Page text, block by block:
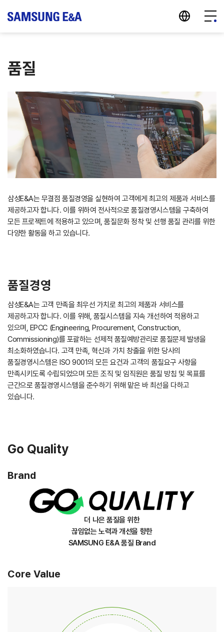
메뉴
지법인 바로가기
품질
삼성E&A는 무결점 품질경영을 실현하여 고객에게 최고의 제품과 서비스를
제공하고자 합니다. 이를 위하여 전사적으로 품질경영시스템을 구축하여
모든 프로젝트에 적용하고 있으며, 품질문화 정착 및 선행 품질 관리를 위한
다양한 활동을 하고 있습니다.
품질경영
삼성E&A는 고객 만족을 최우선 가치로 최고의 제품과 서비스를
제공하고자 합니다. 이를 위해, 품질시스템을 지속 개선하여 적용하고
있으며, EPCC (Engineering, Procurement, Construction,
Commissioning)를 포괄하는 선제적 품질예방관리로 품질문제 발생을
최소화하였습니다. 고객 만족, 혁신과 가치 창출을 위한 당사의
품질경영시스템은 ISO 9001의 모든 요건과 고객의 품질요구 사항을
만족시키도록 수립되었으며 모든 조직 및 임직원은 품질 방침 및 목표를
근간으로 품질경영시스템을 준수하기 위해 맡은 바 최선을 다하고
있습니다.
Go Quality
Brand
더 나은 품질을 위한
끊임없는 노력과 개선을 향한
SAMSUNG E&A 품질 Brand
Core Value